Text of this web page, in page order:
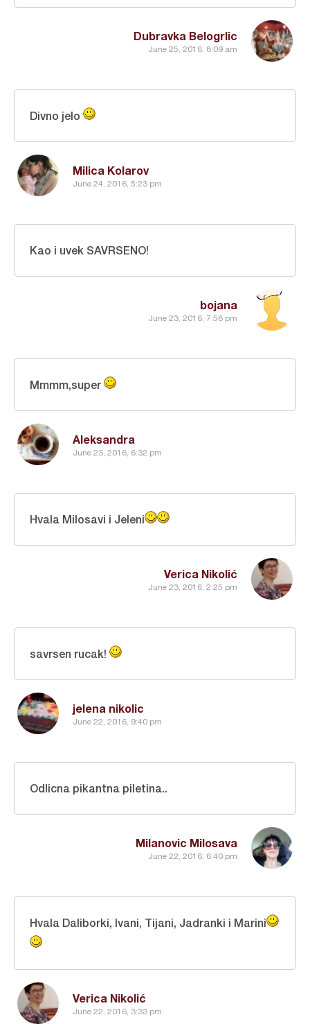
Dubravka Belogrlic
June 25, 2016, 8:09 am
Milica Kolarov
June 24, 2016, 5:23 pm
Divno jelo
bojana
June 23, 2016, 7:58 pm
Kao i uvek SAVRSENO!
Aleksandra
June 23, 2016, 6:32 pm
Mmmm,super
Verica Nikolić
June 23, 2016, 2:25 pm
Hvala Milosavi i Jeleni
jelena nikolic
June 22, 2016, 9:40 pm
savrsen rucak!
Milanovic Milosava
June 22, 2016, 6:40 pm
Odlicna pikantna piletina..
Verica Nikolić
June 22, 2016, 3:33 pm
Hvala Daliborki, Ivani, Tijani, Jadranki i Marini